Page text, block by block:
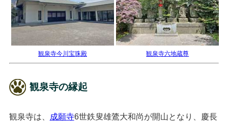
観泉寺今川宝珠殿 観泉寺六地蔵尊
観泉寺の縁起
観泉寺は、 成願寺6世鉄叟雄鷟大和尚が開山となり、慶長